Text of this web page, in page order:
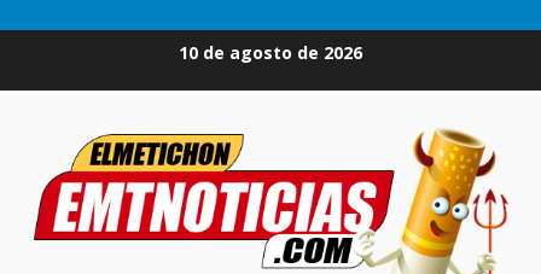
10 de agosto de 2026